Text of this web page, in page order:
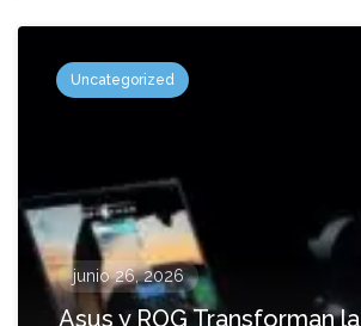
Uncategorized
junio 26, 2026
Asus y ROG Transforman la